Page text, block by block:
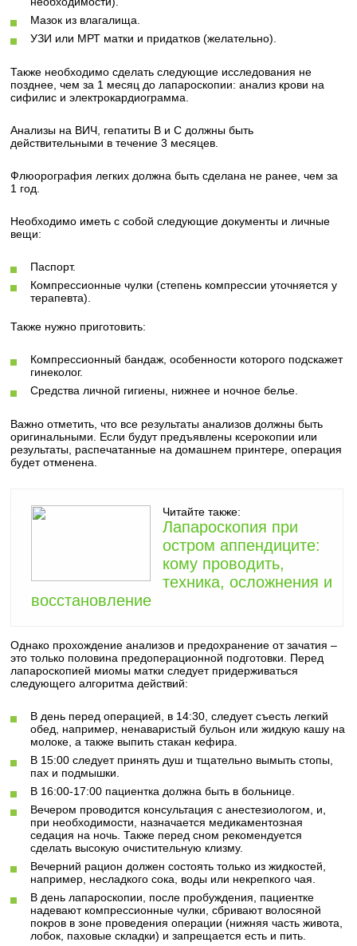
Мазок из влагалища.
УЗИ или МРТ матки и придатков (желательно).
Также необходимо сделать следующие исследования не
позднее, чем за 1 месяц до лапароскопии: анализ крови на
сифилис и электрокардиограмма.
Анализы на ВИЧ, гепатиты В и С должны быть
действительными в течение 3 месяцев.
Флюорография легких должна быть сделана не ранее, чем за
1 год.
Необходимо иметь с собой следующие документы и личные
вещи:
Паспорт.
Компрессионные чулки (степень компрессии уточняется у
терапевта).
Также нужно приготовить:
Компрессионный бандаж, особенности которого подскажет
гинеколог.
Средства личной гигиены, нижнее и ночное белье.
Важно отметить, что все результаты анализов должны быть
оригинальными. Если будут предъявлены ксерокопии или
результаты, распечатанные на домашнем принтере, операция
будет отменена.
Читайте также:
Лапароскопия при
остром аппендиците:
кому проводить,
техника, осложнения и
восстановление
Однако прохождение анализов и предохранение от зачатия –
это только половина предоперационной подготовки. Перед
лапароскопией миомы матки следует придерживаться
следующего алгоритма действий:
В день перед операцией, в 14:30, следует съесть легкий
обед, например, ненаваристый бульон или жидкую кашу на
молоке, а также выпить стакан кефира.
В 15:00 следует принять душ и тщательно вымыть стопы,
пах и подмышки.
В 16:00-17:00 пациентка должна быть в больнице.
Вечером проводится консультация с анестезиологом, и,
при необходимости, назначается медикаментозная
седация на ночь. Также перед сном рекомендуется
сделать высокую очистительную клизму.
Вечерний рацион должен состоять только из жидкостей,
например, несладкого сока, воды или некрепкого чая.
В день лапароскопии, после пробуждения, пациентке
надевают компрессионные чулки, сбривают волосяной
покров в зоне проведения операции (нижняя часть живота,
лобок, паховые складки) и запрещается есть и пить.